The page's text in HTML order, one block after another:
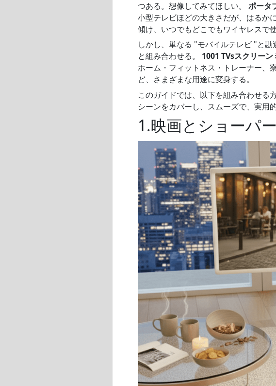
つある。想像してみてほしい。 ポータ
小型テレビほどの大きさだが、はるか
傾け、いつでもどこでもワイヤレスで使
しかし、単なる "モバイルテレビ "と勘
と組み合わせる。 1001 TVsスクリー
ホーム・フィットネス・トレーナー、
ど、さまざまな用途に変身する。
このガイドでは、以下を組み合わせる
シーンをカバーし、スムーズで、実用
1.映画とショーパ